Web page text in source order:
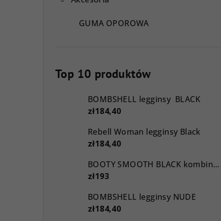
GUMA OPOROWA
Top 10 produktów
BOMBSHELL legginsy BLACK
zł184,40
Rebell Woman legginsy Black
zł184,40
BOOTY SMOOTH BLACK kombinezon
zł193
BOMBSHELL legginsy NUDE
zł184,40